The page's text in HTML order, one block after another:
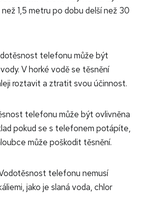
1,5 metru po dobu delší než 30
telefonu může být
V horké vodě se těsnění
roztavit a ztratit svou účinnost.
telefonu může být ovlivněna
pokud se s telefonem potápíte,
může poškodit těsnění.
telefonu nemusí
jako je slaná voda, chlor